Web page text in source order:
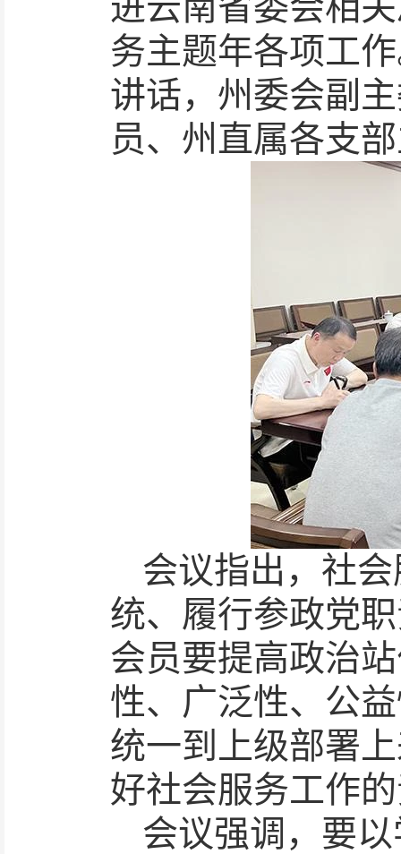
务主题年各项工
讲话，州委会副
员、州直属各支
会议指出，社
统、履行参政党
会员要提高政治
性、广泛性、公
统一到上级部署
好社会服务工作
会议强调，要